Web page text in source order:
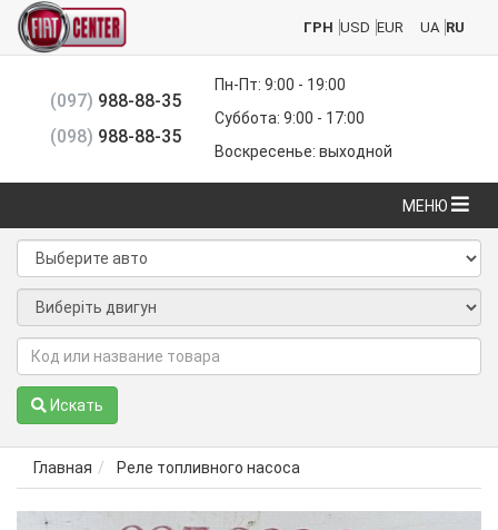
UA RU
ГРН USD EUR
(097) 988-88-35
(098) 988-88-35
Пн-Пт: 9:00 - 19:00
Суббота: 9:00 - 17:00
Воскресенье: выходной
МЕНЮ
Искать
Главная Реле топливного насоса